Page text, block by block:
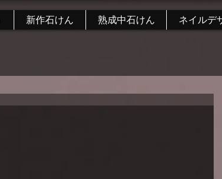
新作石けん 熟成中石けん ネイルデ